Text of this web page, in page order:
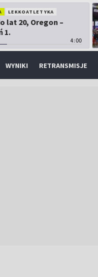
LEKKOATLETYKA
lat 20, Oregon –
1.
4:00
WYNIKI RETRANSMISJE